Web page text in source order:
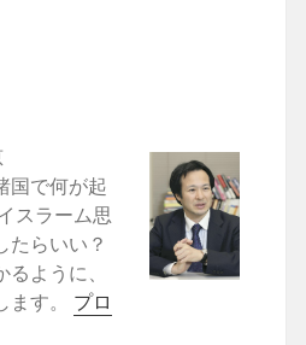
国で何が起
スラーム思
たらいい？
ように、
す。 プロ